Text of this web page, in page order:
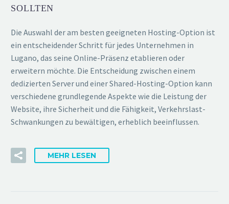
SOLLTEN
Die Auswahl der am besten geeigneten Hosting-Option ist
ein entscheidender Schritt für jedes Unternehmen in
Lugano, das seine Online-Präsenz etablieren oder
erweitern möchte. Die Entscheidung zwischen einem
dedizierten Server und einer Shared-Hosting-Option kann
verschiedene grundlegende Aspekte wie die Leistung der
Website, ihre Sicherheit und die Fähigkeit, Verkehrslast-
Schwankungen zu bewältigen, erheblich beeinflussen.
MEHR LESEN